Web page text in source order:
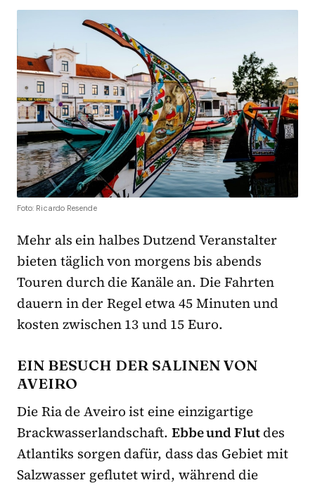
Foto: Ricardo Resende
Mehr als ein halbes Dutzend Veranstalter
bieten täglich von morgens bis abends
Touren durch die Kanäle an. Die Fahrten
dauern in der Regel etwa 45 Minuten und
kosten zwischen 13 und 15 Euro.
EIN BESUCH DER SALINEN VON
AVEIRO
Die Ria de Aveiro ist eine einzigartige
Brackwasserlandschaft. Ebbe und Flutdes
Atlantiks sorgen dafür, dass das Gebiet mit
Salzwasser geflutet wird, während die